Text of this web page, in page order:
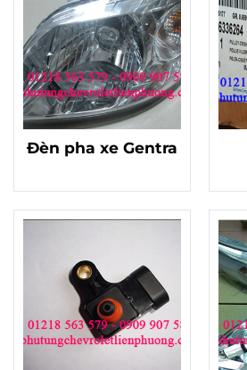
Đèn pha xe Gentra